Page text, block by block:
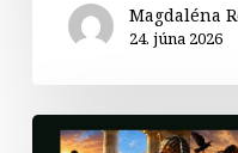
Magdaléna
24. júna 2026
Biblická